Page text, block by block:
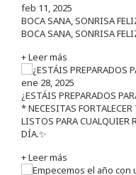
feb 11, 2025
BOCA SANA, SONRISA
BOCA SANA, SONRISA
+ Leer más
ene 28, 2025
¿ESTÁIS PREPARADOS
* NECESITAS
LISTOS PARA CUALQUIER
DÍA.✨
+ Leer más